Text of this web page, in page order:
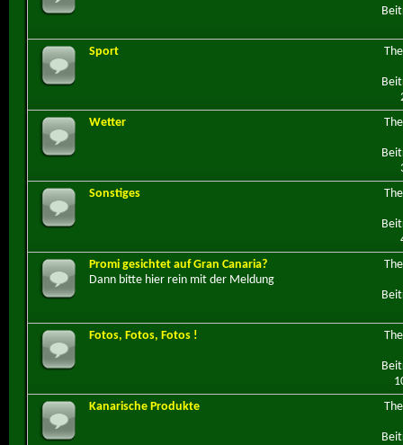
Sport
Wetter
Sonstiges
Promi gesichtet auf Gran Canaria?
Dann bitte hier rein mit der Meldung
Fotos, Fotos, Fotos !
Kanarische Produkte